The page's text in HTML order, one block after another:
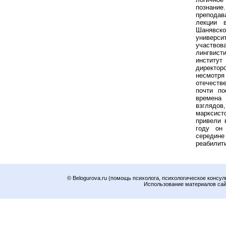
лекции
почти
привели
году
© Belogurova.ru (помощь психолога, психологическое
Использование материалов